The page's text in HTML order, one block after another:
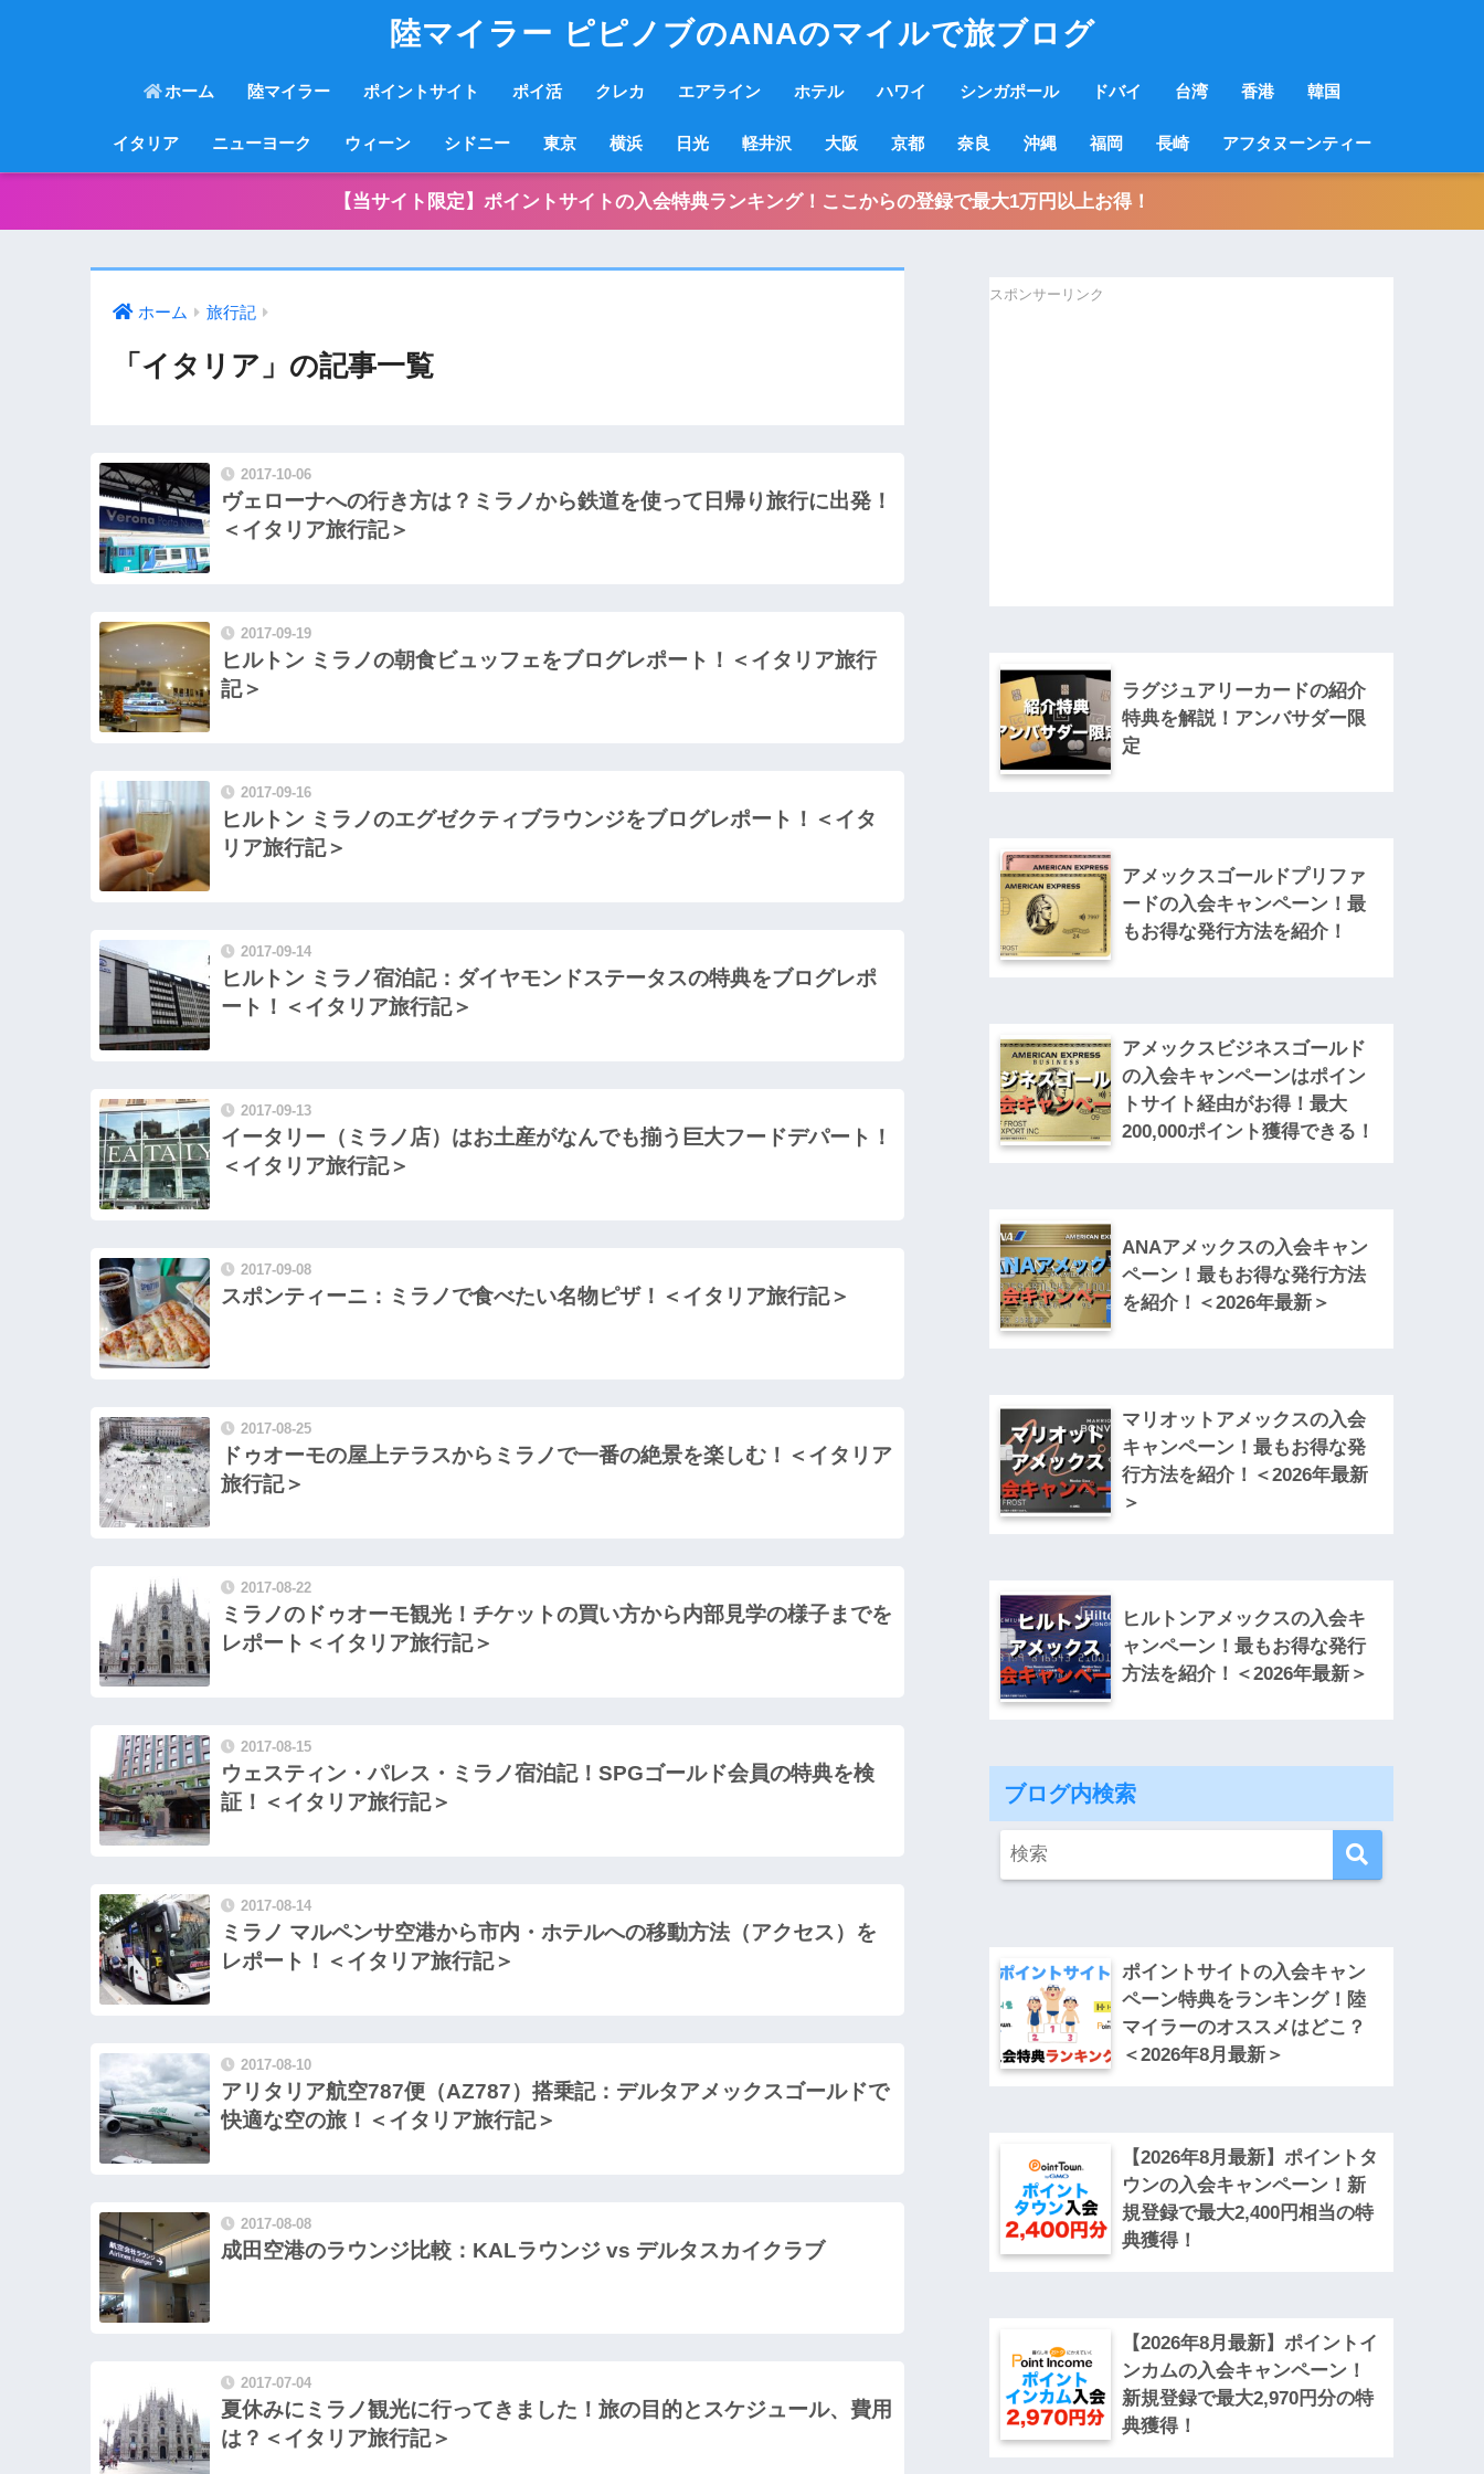
陸マイラー ピピノブのANAのマイルで旅ブログ
ホーム 陸マイラー ポイントサイト ポイ活 クレカ エアライン ホテル ハワイ シンガポール ドバイ 台湾 香港 韓国
イタリア ニューヨーク ウィーン シドニー 東京 横浜 日光 軽井沢 大阪 京都 奈良 沖縄 福岡 長崎 アフタヌーンティー
【当サイト限定】ポイントサイトの入会特典ランキング！ここからの登録で最大1万円以上お得！
ホーム 旅行記
「イタリア」の記事一覧
2017-10-06
ヴェローナへの行き方は？ミラノから鉄道を使って日帰り旅行に出発！
＜イタリア旅行記＞
2017-09-19
ヒルトン ミラノの朝食ビュッフェをブログレポート！＜イタリア旅行
記＞
2017-09-16
ヒルトン ミラノのエグゼクティブラウンジをブログレポート！＜イタ
リア旅行記＞
2017-09-14
ヒルトン ミラノ宿泊記：ダイヤモンドステータスの特典をブログレポ
ート！＜イタリア旅行記＞
2017-09-13
イータリー（ミラノ店）はお土産がなんでも揃う巨大フードデパート！
＜イタリア旅行記＞
2017-09-08
スポンティーニ：ミラノで食べたい名物ピザ！＜イタリア旅行記＞
2017-08-25
ドゥオーモの屋上テラスからミラノで一番の絶景を楽しむ！＜イタリア
旅行記＞
2017-08-22
ミラノのドゥオーモ観光！チケットの買い方から内部見学の様子までを
レポート＜イタリア旅行記＞
2017-08-15
ウェスティン・パレス・ミラノ宿泊記！SPGゴールド会員の特典を検
証！＜イタリア旅行記＞
2017-08-14
ミラノ マルペンサ空港から市内・ホテルへの移動方法（アクセス）を
レポート！＜イタリア旅行記＞
2017-08-10
アリタリア航空787便（AZ787）搭乗記：デルタアメックスゴールドで
快適な空の旅！＜イタリア旅行記＞
2017-08-08
成田空港のラウンジ比較：KALラウンジ vs デルタスカイクラブ
2017-07-04
夏休みにミラノ観光に行ってきました！旅の目的とスケジュール、費用
は？＜イタリア旅行記＞
スポンサーリンク
ラグジュアリーカードの紹介
特典を解説！アンバサダー限
定
アメックスゴールドプリファ
ードの入会キャンペーン！最
もお得な発行方法を紹介！
アメックスビジネスゴールド
の入会キャンペーンはポイン
トサイト経由がお得！最大
200,000ポイント獲得できる！
ANAアメックスの入会キャン
ペーン！最もお得な発行方法
を紹介！＜2026年最新＞
マリオットアメックスの入会
キャンペーン！最もお得な発
行方法を紹介！＜2026年最新
＞
ヒルトンアメックスの入会キ
ャンペーン！最もお得な発行
方法を紹介！＜2026年最新＞
ブログ内検索
ポイントサイトの入会キャン
ペーン特典をランキング！陸
マイラーのオススメはどこ？
＜2026年8月最新＞
【2026年8月最新】ポイントタ
ウンの入会キャンペーン！新
規登録で最大2,400円相当の特
典獲得！
【2026年8月最新】ポイントイ
ンカムの入会キャンペーン！
新規登録で最大2,970円分の特
典獲得！